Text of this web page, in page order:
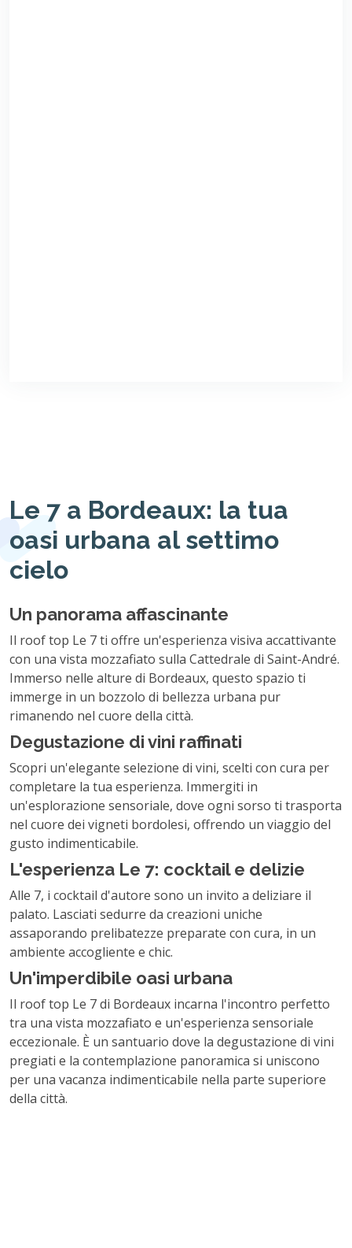
Le 7 a Bordeaux: la tua
oasi urbana al settimo
cielo
Un panorama affascinante
Il roof top Le 7 ti offre un'esperienza visiva accattivante
con una vista mozzafiato sulla Cattedrale di Saint-André.
Immerso nelle alture di Bordeaux, questo spazio ti
immerge in un bozzolo di bellezza urbana pur
rimanendo nel cuore della città.
Degustazione di vini raffinati
Scopri un'elegante selezione di vini, scelti con cura per
completare la tua esperienza. Immergiti in
un'esplorazione sensoriale, dove ogni sorso ti trasporta
nel cuore dei vigneti bordolesi, offrendo un viaggio del
gusto indimenticabile.
L'esperienza Le 7: cocktail e delizie
Alle 7, i cocktail d'autore sono un invito a deliziare il
palato. Lasciati sedurre da creazioni uniche
assaporando prelibatezze preparate con cura, in un
ambiente accogliente e chic.
Un'imperdibile oasi urbana
Il roof top Le 7 di Bordeaux incarna l'incontro perfetto
tra una vista mozzafiato e un'esperienza sensoriale
eccezionale. È un santuario dove la degustazione di vini
pregiati e la contemplazione panoramica si uniscono
per una vacanza indimenticabile nella parte superiore
della città.